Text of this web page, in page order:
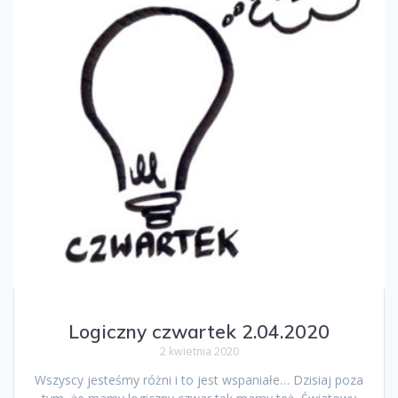
Logiczny czwartek 2.04.2020
2 kwietnia 2020
Wszyscy jesteśmy różni i to jest wspaniałe… Dzisiaj poza